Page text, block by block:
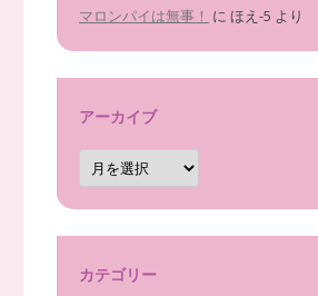
マロンパイは無事！ に ほえ-5 より
アーカイブ
ア
ー
カ
カテゴリー